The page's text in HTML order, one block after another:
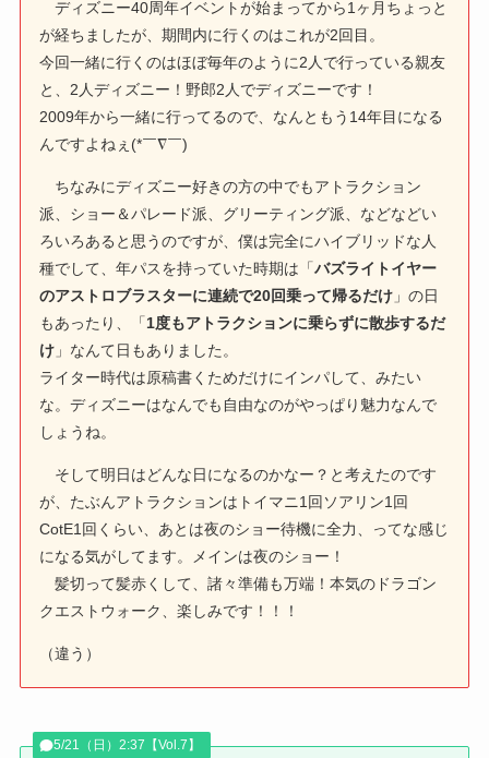
ディズニー40周年イベントが始まってから1ヶ月ちょっと
が経ちましたが、期間内に行くのはこれが2回目。
今回一緒に行くのはほぼ毎年のように2人で行っている親友
と、2人ディズニー！野郎2人でディズニーです！
2009年から一緒に行ってるので、なんともう14年目になる
んですよねぇ(*￣∇￣)
ちなみにディズニー好きの方の中でもアトラクション
派、ショー＆パレード派、グリーティング派、などなどい
ろいろあると思うのですが、僕は完全にハイブリッドな人
種でして、年パスを持っていた時期は「バズライトイヤー
のアストロブラスターに連続で20回乗って帰るだけ 」の日
もあったり、「1度もアトラクションに乗らずに散歩するだ
け 」なんて日もありました。
ライター時代は原稿書くためだけにインパして、みたい
な。ディズニーはなんでも自由なのがやっぱり魅力なんで
しょうね。
そして明日はどんな日になるのかなー？と考えたのです
が、たぶんアトラクションはトイマニ1回ソアリン1回
CotE1回くらい、あとは夜のショー待機に全力、ってな感じ
になる気がしてます。メインは夜のショー！
髪切って髪赤くして、諸々準備も万端！本気のドラゴン
クエストウォーク、楽しみです！！！
（違う）
5/21（日）2:37【Vol.7】